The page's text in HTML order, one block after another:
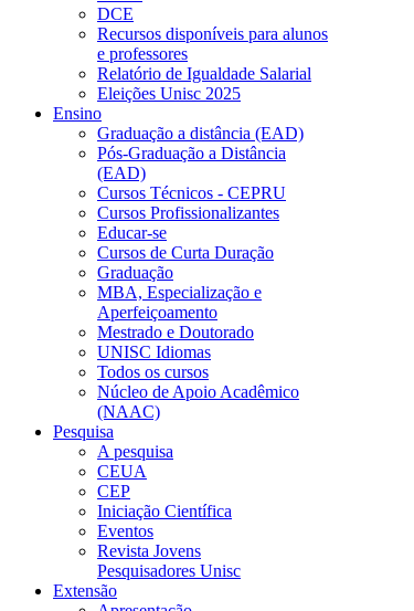
DCE
Recursos disponíveis para alunos
e professores
Relatório de Igualdade Salarial
Eleições Unisc 2025
Ensino
Graduação a distância (EAD)
Pós-Graduação a Distância
(EAD)
Cursos Técnicos - CEPRU
Cursos Profissionalizantes
Educar-se
Cursos de Curta Duração
Graduação
MBA, Especialização e
Aperfeiçoamento
Mestrado e Doutorado
UNISC Idiomas
Todos os cursos
Núcleo de Apoio Acadêmico
(NAAC)
Pesquisa
A pesquisa
CEUA
CEP
Iniciação Científica
Eventos
Revista Jovens
Pesquisadores Unisc
Extensão